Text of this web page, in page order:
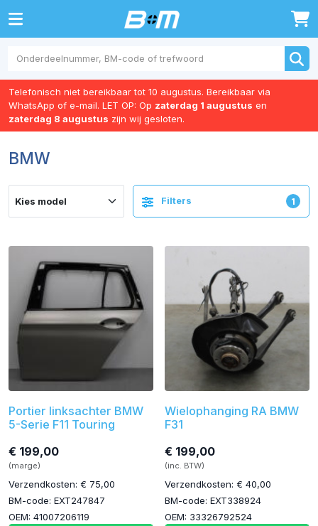
0
Telefonisch niet bereikbaar tot 10 augustus. Bereikbaar via
WhatsApp of e-mail. LET OP: Op zaterdag 1 augustus en
zaterdag 8 augustus zijn wij gesloten.
BMW
Filters 1
Portier linksachter BMW
5-Serie F11 Touring
€ 199,00
(marge)
Verzendkosten: € 75,00
BM-code: EXT247847
OEM: 41007206119
Wielophanging RA BMW
F31
€ 199,00
(inc. BTW)
Verzendkosten: € 40,00
BM-code: EXT338924
OEM: 33326792524